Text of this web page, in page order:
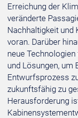
Erreichung der
veränderte
Nachhaltigkeit und
voran. Darüber
neue
und Lösungen, um
Entwurfsprozess
zukunftsfähig zu
Herausforderung